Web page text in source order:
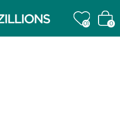
0
01 0
01